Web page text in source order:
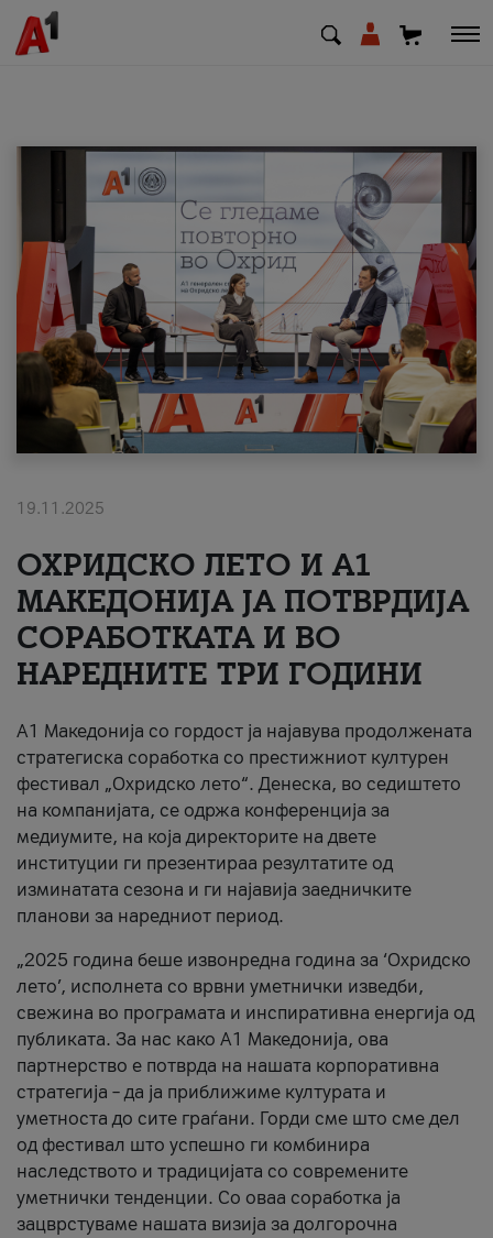
МК SQ
Приватни Деловни
Поддршка
Надополни кредит
#ПодобарОнлајн
19.11.2025
ОХРИДСКО ЛЕТО И A1
МАКЕДОНИЈА ЈА ПОТВРДИЈА
СОРАБОТКАТА И ВО
НАРЕДНИТЕ ТРИ ГОДИНИ
A1 Македонија со гордост ја најавува продолжената
стратегиска соработка со престижниот културен
фестивал „Охридско лето“. Денеска, во седиштето
на компанијата, се одржа конференција за
медиумите, на која директорите на двете
институции ги презентираа резултатите од
изминатата сезона и ги најавија заедничките
планови за наредниот период.
„2025 година беше извонредна година за ‘Охридско
лето’, исполнета со врвни уметнички изведби,
свежина во програмата и инспиративна енергија од
публиката. За нас како A1 Македонија, ова
партнерство е потврда на нашата корпоративна
стратегија – да ја приближиме културата и
уметноста до сите граѓани. Горди сме што сме дел
од фестивал што успешно ги комбинира
наследството и традицијата со современите
уметнички тенденции. Со оваа соработка ја
зацврстуваме нашата визија за долгорочна